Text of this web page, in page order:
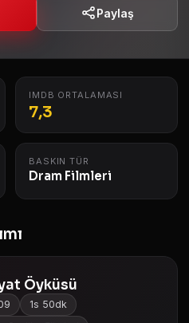
Paylaş
IMDB ORTALAMASI
7,3
BASKIN TÜR
Dram Filmleri
Öyküsü
1s 50dk